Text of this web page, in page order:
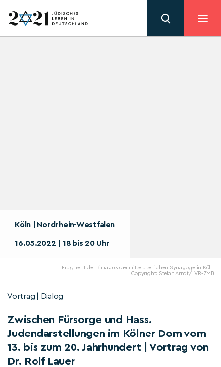
Köln | Nordrhein-Westfalen
16.05.2022 | 18 bis 20 Uhr
Fragment der Bima aus der mittelalterlichen Synagoge in Köln
Copyright: Stefan Arndt/LVR-ZMB
Vortrag | Dialog
Zwischen Fürsorge und Hass.
Judendarstellungen im Kölner Dom vom
13. bis zum 20. Jahrhundert | Vortrag von
Dr. Rolf Lauer